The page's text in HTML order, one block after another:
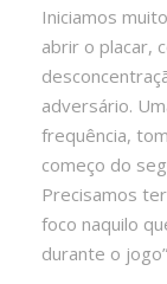
Iniciamos
abrir o placar,
adversário.
frequência,
começo do
Precisamos
foco naquilo
durante o